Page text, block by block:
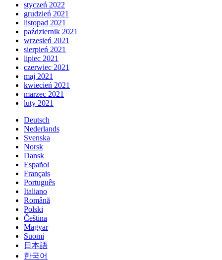
styczeń 2022
grudzień 2021
listopad 2021
październik 2021
wrzesień 2021
sierpień 2021
lipiec 2021
czerwiec 2021
maj 2021
kwiecień 2021
marzec 2021
luty 2021
Deutsch
Nederlands
Svenska
Norsk
Dansk
Español
Français
Português
Italiano
Română
Polski
Čeština
Magyar
Suomi
日本語
한국어